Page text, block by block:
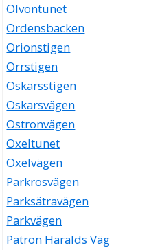
Olvontunet
Ordensbacken
Orionstigen
Orrstigen
Oskarsstigen
Oskarsvägen
Ostronvägen
Oxeltunet
Oxelvägen
Parkrosvägen
Parksätravägen
Parkvägen
Patron Haralds Väg